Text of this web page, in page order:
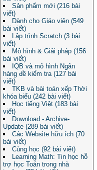
Sản phẩm mới (216 bài
viết)
Dành cho Giáo viên (549
bài viết)
Lập trình Scratch (3 bài
viết)
Mô hình & Giải pháp (156
bài viết)
IQB và mô hình Ngân
hàng đề kiểm tra (127 bài
viết)
TKB và bài toán xếp Thời
khóa biểu (242 bài viết)
Học tiếng Việt (183 bài
viết)
Download - Archive-
Update (289 bài viết)
Các Website hữu ích (70
bài viết)
Cùng học (92 bài viết)
Learning Math: Tin học hỗ
trợ học Toán trong nhà